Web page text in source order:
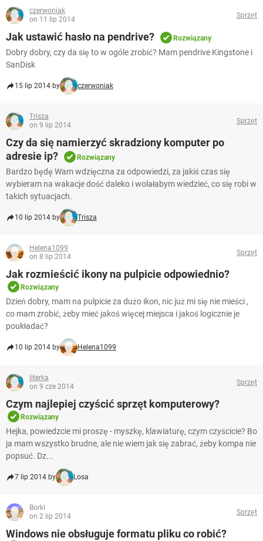
czerwoniak
on 11 lip 2014
Sprzęt
Jak ustawić hasło na pendrive? Rozwiązany
Dobry dobry, czy da się to w ogóle zrobić? Mam pendrive Kingstone i
SanDisk
15 lip 2014 by czerwoniak
Trisza
on 9 lip 2014
Sprzęt
Czy da się namierzyć skradziony komputer po
adresie ip?
Rozwiązany
Bardzo będę Wam wdzięczna za odpowiedzi, za jakiś czas się
wybieram na wakacje dość daleko i wolałabym wiedzieć, co się robi w
takich sytuacjach.
10 lip 2014 by Trisza
Helena1099
on 8 lip 2014
Sprzęt
Jak rozmieścić ikony na pulpicie odpowiednio?
Rozwiązany
Dzień dobry, mam na pulpicie za dużo ikon, nic już mi się nie mieści ,
co mam zrobić, żeby mieć jakoś więcej miejsca i jakoś logicznie je
poukładać?
10 lip 2014 by Helena1099
literka
on 9 cze 2014
Sprzęt
Czym najlepiej czyścić sprzęt komputerowy?
Rozwiązany
Hejka, powiedzcie mi proszę - myszkę, klawiaturę, czym czyścicie? Bo
ja mam wszystko brudne, ale nie wiem jak się zabrać, żeby kompa nie
popsuć. Dz...
7 lip 2014 by Losa
Borki
on 2 lip 2014
Sprzęt
Windows nie obsługuje formatu pliku co robić?